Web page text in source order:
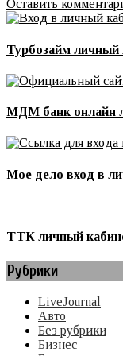
Оставить
Турбозайм
МДМ банк онлайн
Мое дело вход в
ТТК личный
Рубрики
LiveJournal
Авто
Без рубрики
Бизнес